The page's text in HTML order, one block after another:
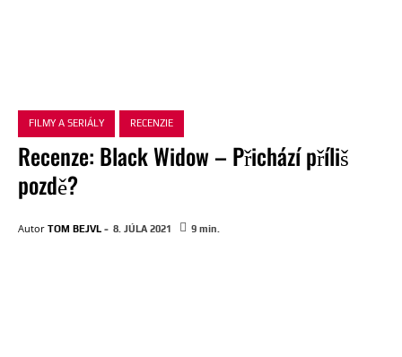
FILMY A SERIÁLY RECENZIE
Recenze: Black Widow – Přichází příliš
pozdě?
Autor TOM BEJVL - 8. JÚLA 2021 9 min.